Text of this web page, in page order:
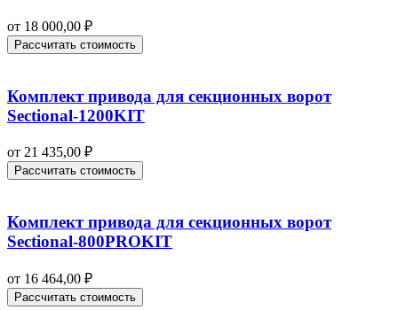
от 18 000,00 ₽
Рассчитать стоимость
Комплект привода для секционных ворот
Sectional-1200KIT
от 21 435,00 ₽
Рассчитать стоимость
Комплект привода для секционных ворот
Sectional-800PROKIT
от 16 464,00 ₽
Рассчитать стоимость